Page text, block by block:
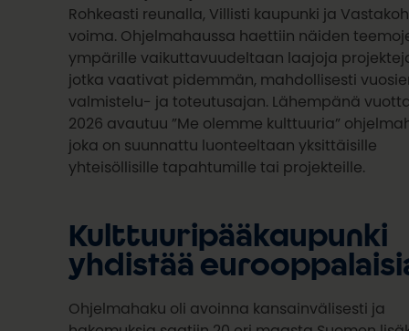
Rohkeasti reunalla, Villisti kaupunki ja
voima. Ohjelmahaussa haettiin näiden
ympärille vaikuttavuudeltaan laajoja
jotka vaativat pidemmän, mahdollisesti
valmistelu- ja toteutusajan. Lähempänä
2026 avautuu ”Me olemme kulttuuria”
joka on suunnattu luonteeltaan yksittäisille
yhteisöllisille tapahtumille tai projekteille.
Kulttuuripääkaupunki
yhdistää
Ohjelmahaku oli avoinna kansainvälisesti ja